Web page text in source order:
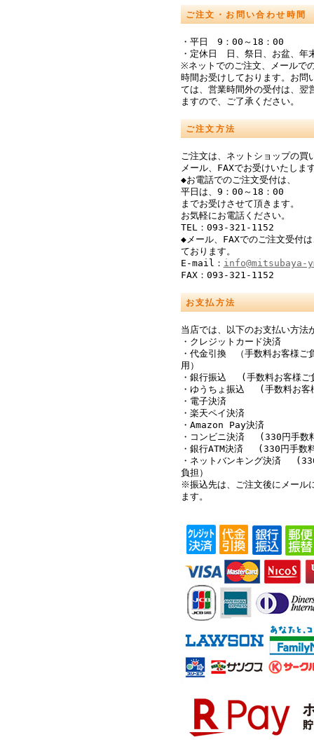
ご注文・お問い合わせ時間
・平日 9：00～18：00
・定休日 日、祭日、お盆、年
※ネットでのご注文、メールで
時間お受けしております。お問
ては、営業時間外の受付は、翌
ますので、ご了承ください。
ご注文方法
ご注文は、ネットショップの買
メール、FAXでお受けいたしま
◆お電話でのご注文受付は、
平日は、9：00～18：00
までお受けさせて頂きます。
お気軽にお電話ください。
TEL：093-321-1152
◆メール、FAXでのご注文受付
ております。
E-mail： info@mitsubaya-
FAX：093-321-1152
お支払方法
当店では、以下のお支払い方法
・クレジットカード決済
・代金引換 （手数料お客様ご
用）
・銀行振込 (手数料お客様ご
・ゆうちょ振込 (手数料お客
・電子決済
・楽天ペイ決済
・Amazon Pay決済
・コンビニ決済 (330円手数
・銀行ATM決済 (330円手数
・ネットバンキング決済
負担）
※振込先は、ご注文後にメール
ます。